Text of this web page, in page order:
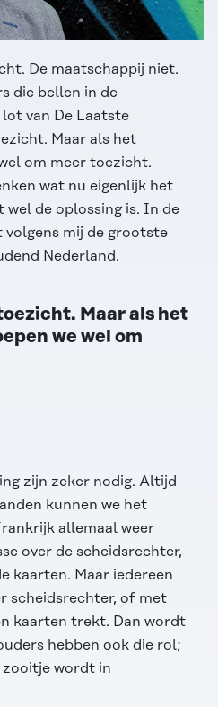
De maatschappij niet.
die bellen in de
van De Laatste
Maar als het
om meer toezicht.
wat nu eigenlijk het
de oplossing is. In de
volgens mij de grootste
Nederland.
Maar als het
we wel om
zijn zeker nodig. Altijd
kunnen we het
allemaal weer
over de scheidsrechter,
kaarten. Maar iedereen
scheidsrechter, of met
kaarten trekt. Dan wordt
hebben ook die rol;
wordt in